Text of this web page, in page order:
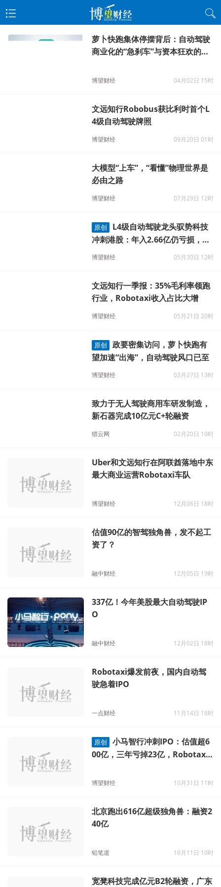
萝卜快跑集体停摆背后：自动驾驶
商业化的“急刹车”与资本狂欢的冷
博望财经 04月02日 15时
文远知行Robobus获比利时首个L
4级自动驾驶牌照
博望财经 09月20日 01时
大模型“上车”，“看懂”物理世界是
必由之路
博望财经 07月29日 12时
原创
L4级自动驾驶龙头驭势科技
冲刺港股：年入2.66亿仍亏损，18
C通道能否解盈利困局？
博望财经 05月30日 12时
文远知行一季报：35%毛利率领跑
行业，Robotaxi收入占比大增
博望财经 05月21日 20时
原创
政要密集访问，萝卜快跑有
望加速“出海”，自动驾驶风口已至
博望财经 03月27日 13时
致力于无人驾驶商用车研发制造，
新石器完成10亿元C+轮融资
猎云网 02月20日 10时
Uber和文远知行在阿联酋落地中东
最大商业运营Robotaxi车队
博望财经 12月06日 18时
估值90亿的智驾独角兽，发不起工
资了？
融中财经 12月05日 19时
337亿！今年美股最大自动驾驶IP
O
融中财经 12月02日 18时
Robotaxi爆发前夜，国内自动驾
驶急着IPO
一点财经 11月14日 18时
原创
小马智行冲刺IPO：估值超6
00亿，三年亏掉23亿，Robotaxi
博望财经 10月31日 11时
北京跑出616亿超级独角兽：融资2
40亿
铅笔道 10月11日 10时
宽凳科技完成亿元B2轮融资，广东